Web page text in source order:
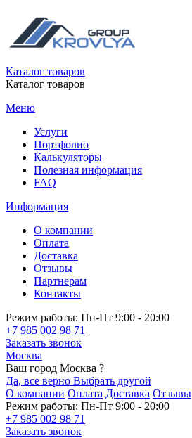
Каталог товаров
Каталог товаров
Меню
Услуги
Портфолио
Калькуляторы
Полезная информация
FAQ
Информация
О компании
Оплата
Доставка
Отзывы
Партнерам
Контакты
Режим работы: Пн-Пт 9:00 - 20:00
+7 985 002 98 71
Заказать звонок
Москва
Ваш город Москва ?
Да, все верно Выбрать другой
О компании Оплата Доставка Отзывы
Режим работы: Пн-Пт 9:00 - 20:00
+7 985 002 98 71
Заказать звонок